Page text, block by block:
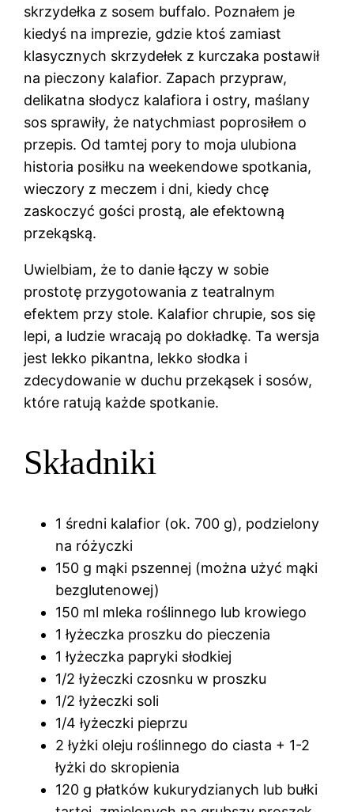
skrzydełka z sosem buffalo. Poznałem je
kiedyś na imprezie, gdzie ktoś zamiast
klasycznych skrzydełek z kurczaka postawił
na pieczony kalafior. Zapach przypraw,
delikatna słodycz kalafiora i ostry, maślany
sos sprawiły, że natychmiast poprosiłem o
przepis. Od tamtej pory to moja ulubiona
historia posiłku na weekendowe spotkania,
wieczory z meczem i dni, kiedy chcę
zaskoczyć gości prostą, ale efektowną
przekąską.
Uwielbiam, że to danie łączy w sobie
prostotę przygotowania z teatralnym
efektem przy stole. Kalafior chrupie, sos się
lepi, a ludzie wracają po dokładkę. Ta wersja
jest lekko pikantna, lekko słodka i
zdecydowanie w duchu przekąsek i sosów,
które ratują każde spotkanie.
Składniki
1 średni kalafior (ok. 700 g), podzielony
na różyczki
150 g mąki pszennej (można użyć mąki
bezglutenowej)
150 ml mleka roślinnego lub krowiego
1 łyżeczka proszku do pieczenia
1 łyżeczka papryki słodkiej
1/2 łyżeczki czosnku w proszku
1/2 łyżeczki soli
1/4 łyżeczki pieprzu
2 łyżki oleju roślinnego do ciasta + 1-2
łyżki do skropienia
120 g płatków kukurydzianych lub bułki